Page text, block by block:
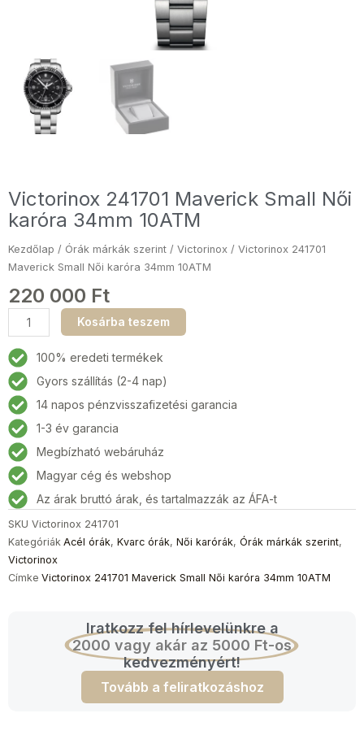
Victorinox 241701 Maverick Small Női
karóra 34mm 10ATM
Kezdőlap / Órák márkák szerint / Victorinox / Victorinox 241701
Maverick Small Női karóra 34mm 10ATM
220 000 Ft
Victorinox
241701
Maverick
Small
Női
karóra
34mm
10ATM
mennyiség
Kosárba teszem
100% eredeti termékek
Gyors szállítás (2-4 nap)
14 napos pénzvisszafizetési garancia
1-3 év garancia
Megbízható webáruház
Magyar cég és webshop
Az árak bruttó árak, és tartalmazzák az ÁFA-t
SKU Victorinox 241701
Kategóriák Acél órák, Kvarc órák, Női karórák, Órák márkák szerint,
Victorinox
Címke Victorinox 241701 Maverick Small Női karóra 34mm 10ATM
Iratkozz fel hírlevelünkre a
2000 vagy akár az 5000 Ft-os
kedvezményért!
Tovább a feliratkozáshoz